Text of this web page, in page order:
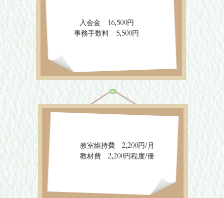
入会金 16,500円
事務手数料 5,500円
教室維持費 2,200円/月
教材費 2,200円程度/冊